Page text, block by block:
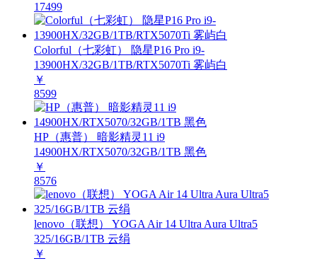
17499
Colorful（七彩虹） 隐星P16 Pro i9-
13900HX/32GB/1TB/RTX5070Ti 雾屿白
￥
8599
HP（惠普） 暗影精灵11 i9
14900HX/RTX5070/32GB/1TB 黑色
￥
8576
lenovo（联想） YOGA Air 14 Ultra Aura Ultra5
325/16GB/1TB 云绢
￥